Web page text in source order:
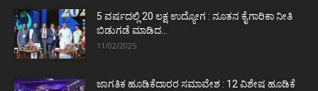
5 ವರ್ಷದಲ್ಲಿ 20 ಲಕ್ಷ ಉದ್ಯೋಗ : ನೂತನ ಕೈಗಾರಿಕಾ ನೀತಿ
ಬಿಡುಗಡೆ ಮಾಡಿದ...
11/02/2025
ಜಾಗತಿಕ ಹೂಡಿಕೆದಾರರ ಸಮಾವೇಶ : 12 ವಿಶೇಷ ಹೂಡಿಕೆ